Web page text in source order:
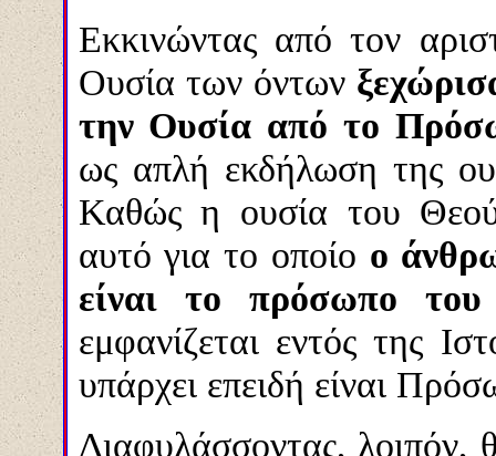
Εκκινώντας από τον
Ουσία των όντων
την Ουσία από το
ως απλή εκδήλωση της
Καθώς η ουσία του Θεού
αυτό για το οποίο ο
είναι το πρόσωπο
εμφανίζεται εντός της
υπάρχει επειδή είναι
Διαφυλάσσοντας, λοιπόν,